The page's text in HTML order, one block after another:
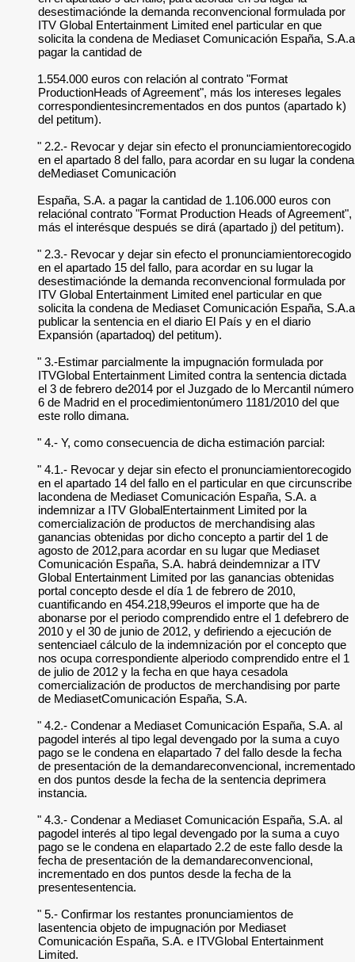
desestimaciónde la demanda reconvencional formulada por
ITV Global Entertainment Limited enel particular en que
solicita la condena de Mediaset Comunicación España, S.A.a
pagar la cantidad de
1.554.000 euros con relación al contrato "Format
ProductionHeads of Agreement", más los intereses legales
correspondientesincrementados en dos puntos (apartado k)
del petitum).
" 2.2.- Revocar y dejar sin efecto el pronunciamientorecogido
en el apartado 8 del fallo, para acordar en su lugar la condena
deMediaset Comunicación
España, S.A. a pagar la cantidad de 1.106.000 euros con
relaciónal contrato "Format Production Heads of Agreement",
más el interésque después se dirá (apartado j) del petitum).
" 2.3.- Revocar y dejar sin efecto el pronunciamientorecogido
en el apartado 15 del fallo, para acordar en su lugar la
desestimaciónde la demanda reconvencional formulada por
ITV Global Entertainment Limited enel particular en que
solicita la condena de Mediaset Comunicación España, S.A.a
publicar la sentencia en el diario El País y en el diario
Expansión (apartadoq) del petitum).
" 3.-Estimar parcialmente la impugnación formulada por
ITVGlobal Entertainment Limited contra la sentencia dictada
el 3 de febrero de2014 por el Juzgado de lo Mercantil número
6 de Madrid en el procedimientonúmero 1181/2010 del que
este rollo dimana.
" 4.- Y, como consecuencia de dicha estimación parcial:
" 4.1.- Revocar y dejar sin efecto el pronunciamientorecogido
en el apartado 14 del fallo en el particular en que circunscribe
lacondena de Mediaset Comunicación España, S.A. a
indemnizar a ITV GlobalEntertainment Limited por la
comercialización de productos de merchandising alas
ganancias obtenidas por dicho concepto a partir del 1 de
agosto de 2012,para acordar en su lugar que Mediaset
Comunicación España, S.A. habrá deindemnizar a ITV
Global Entertainment Limited por las ganancias obtenidas
portal concepto desde el día 1 de febrero de 2010,
cuantificando en 454.218,99euros el importe que ha de
abonarse por el periodo comprendido entre el 1 defebrero de
2010 y el 30 de junio de 2012, y defiriendo a ejecución de
sentenciael cálculo de la indemnización por el concepto que
nos ocupa correspondiente alperiodo comprendido entre el 1
de julio de 2012 y la fecha en que haya cesadola
comercialización de productos de merchandising por parte
de MediasetComunicación España, S.A.
" 4.2.- Condenar a Mediaset Comunicación España, S.A. al
pagodel interés al tipo legal devengado por la suma a cuyo
pago se le condena en elapartado 7 del fallo desde la fecha
de presentación de la demandareconvencional, incrementado
en dos puntos desde la fecha de la sentencia deprimera
instancia.
" 4.3.- Condenar a Mediaset Comunicación España, S.A. al
pagodel interés al tipo legal devengado por la suma a cuyo
pago se le condena en elapartado 2.2 de este fallo desde la
fecha de presentación de la demandareconvencional,
incrementado en dos puntos desde la fecha de la
presentesentencia.
" 5.- Confirmar los restantes pronunciamientos de
lasentencia objeto de impugnación por Mediaset
Comunicación España, S.A. e ITVGlobal Entertainment
Limited.